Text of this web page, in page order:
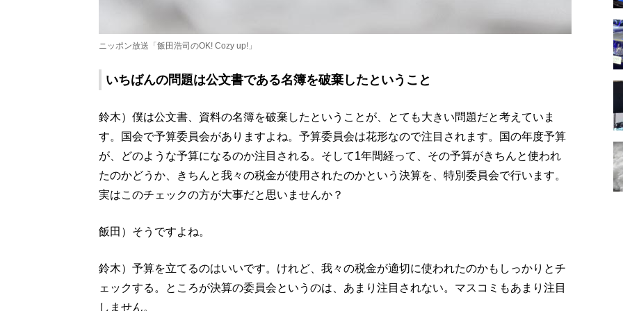
ニッポン放送「飯田浩司のOK! Cozy up!」
いちばんの問題は公文書である名簿を破棄したということ
鈴木）僕は公文書、資料の名簿を破棄したということが、とても大きい問題だと考えていま
す。国会で予算委員会がありますよね。予算委員会は花形なので注目されます。国の年度予算
が、どのような予算になるのか注目される。そして1年間経って、その予算がきちんと使われ
たのかどうか、きちんと我々の税金が使用されたのかという決算を、特別委員会で行います。
実はこのチェックの方が大事だと思いませんか？
飯田）そうですよね。
鈴木）予算を立てるのはいいです。けれど、我々の税金が適切に使われたのかもしっかりとチ
ェックする。ところが決算の委員会というのは、あまり注目されない。マスコミもあまり注目
しません。